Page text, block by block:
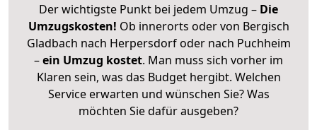
Der wichtigste Punkt bei jedem Umzug – Die
Umzugskosten! Ob innerorts oder von Bergisch
Gladbach nach Herpersdorf oder nach Puchheim
–ein Umzug kostet. Man muss sich vorher im
Klaren sein, was das Budget hergibt. Welchen
Service erwarten und wünschen Sie? Was
möchten Sie dafür ausgeben?